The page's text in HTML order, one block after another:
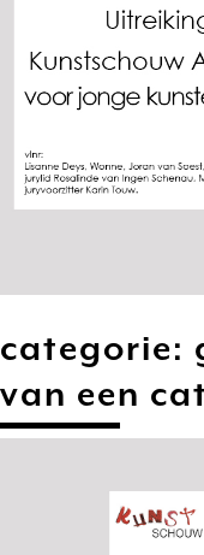
categorie:
van een